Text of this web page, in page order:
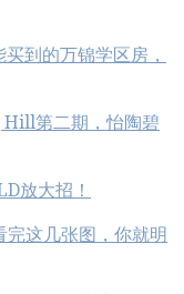
到的万锦学区房，
第二期，怡陶碧
放大招！
这几张图，你就明